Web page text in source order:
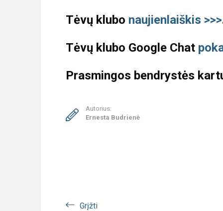
Tėvų klubo naujienlaiškis >>>
Tėvų klubo Google Chat
Prasmingos bendrystės
Autorius:
Ernesta Budrienė
Grįžti